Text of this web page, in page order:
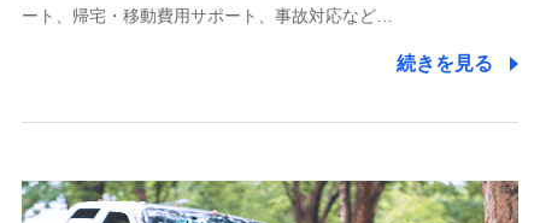
11.マイカー通勤管理クラウド並びに法人向けASPサー
をお送りするため
分析するため
当社の対応品質向上やお問い合わせ内容の正確な把握のため
ート、帰宅・移動費用サポート、事故対応など…
続きを見る